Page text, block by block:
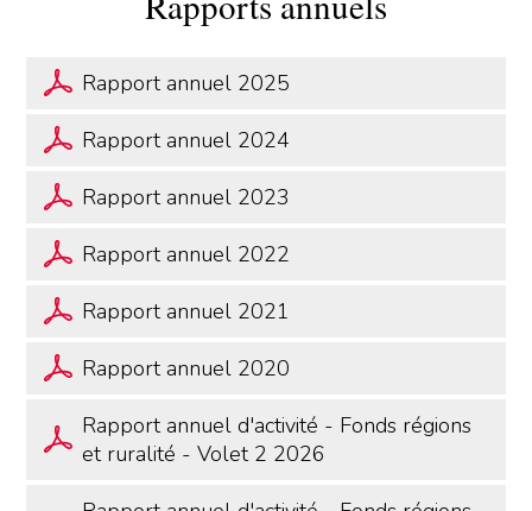
Rapport annuel 2025
Rapport annuel 2024
Rapport annuel 2023
Rapport annuel 2022
Rapport annuel 2021
Rapport annuel 2020
Rapport annuel d'activité - Fonds régions
et ruralité - Volet 2 2026